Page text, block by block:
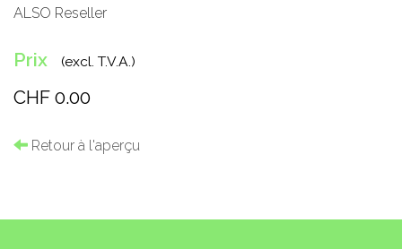
ALSO Reseller
Prix (excl. T.V.A.)
CHF 0.00
Retour à l'aperçu